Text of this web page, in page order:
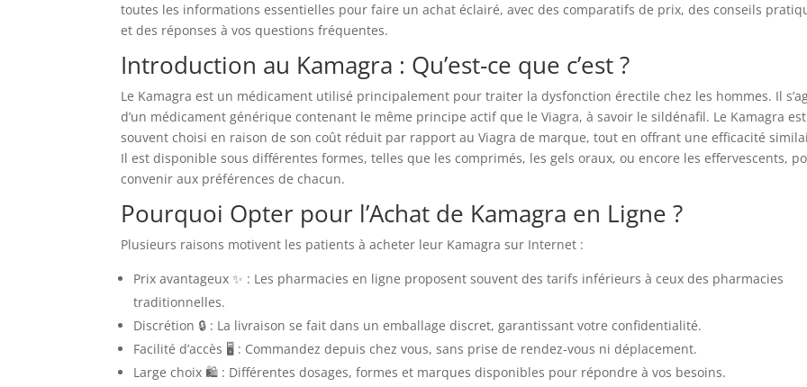
toutes les informations essentielles pour faire un achat éclairé, avec des comparatifs de prix, des conseils
et des réponses à vos questions fréquentes.
Introduction au Kamagra : Qu’est-ce que c’est ?
Le Kamagra est un médicament utilisé principalement pour traiter la dysfonction érectile chez les hommes. Il
d’un médicament générique contenant le même principe actif que le Viagra, à savoir le sildénafil. Le Kamagra est
souvent choisi en raison de son coût réduit par rapport au Viagra de marque, tout en offrant une efficacité
Il est disponible sous différentes formes, telles que les comprimés, les gels oraux, ou encore les effervescents,
convenir aux préférences de chacun.
Pourquoi Opter pour l’Achat de Kamagra en Ligne ?
Plusieurs raisons motivent les patients à acheter leur Kamagra sur Internet :
Prix avantageux ✨ : Les pharmacies en ligne proposent souvent des tarifs inférieurs à ceux des pharmacies
traditionnelles.
Discrétion 🔒 : La livraison se fait dans un emballage discret, garantissant votre confidentialité.
Facilité d’accès 🖥️ : Commandez depuis chez vous, sans prise de rendez-vous ni déplacement.
Large choix 🛍️ : Différentes dosages, formes et marques disponibles pour répondre à vos besoins.